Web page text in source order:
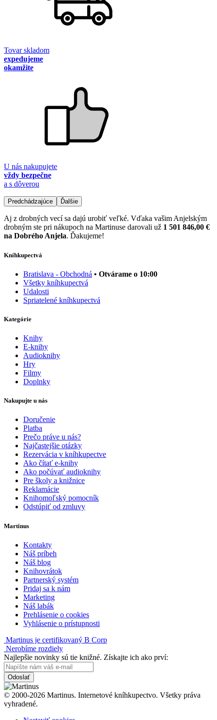
Tovar skladom
expedujeme
okamžite
U nás nakupujete
vždy bezpečne
a s dôverou
Predchádzajúce Ďalšie
Aj z drobných vecí sa dajú urobiť veľké. Vďaka vašim Anjelským
drobným ste pri nákupoch na Martinuse darovali už 1 501 846,00 €
na Dobrého Anjela. Ďakujeme!
Kníhkupectvá
Bratislava - Obchodná • Otvárame o 10:00
Všetky kníhkupectvá
Udalosti
Spriatelené kníhkupectvá
Kategórie
Knihy
E-knihy
Audioknihy
Hry
Filmy
Doplnky
Nakupujte u nás
Doručenie
Platba
Prečo práve u nás?
Najčastejšie otázky
Rezervácia v kníhkupectve
Ako čítať e-knihy
Ako počúvať audioknihy
Pre školy a knižnice
Reklamácie
Knihomoľský pomocník
Odstúpiť od zmluvy
Martinus
Kontakty
Náš príbeh
Náš blog
Knihovrátok
Partnerský systém
Pridaj sa k nám
Marketing
Náš labák
Prehlásenie o cookies
Vyhlásenie o prístupnosti
Martinus je certifikovaný B Corp
Nerobíme rozdiely
Najlepšie novinky sú tie knižné. Získajte ich ako prví:
Odoslať
© 2000-2026 Martinus. Internetové kníhkupectvo. Všetky práva
vyhradené.